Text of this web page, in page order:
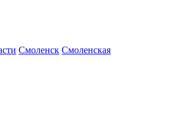
Смоленск Смоленская